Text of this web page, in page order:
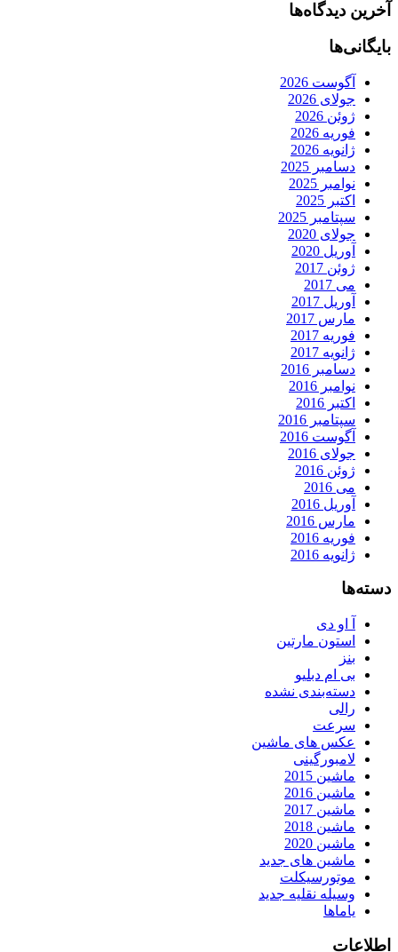
آخرین دیدگاه‌ها
بایگانی‌ها
آگوست 2026
جولای 2026
ژوئن 2026
فوریه 2026
ژانویه 2026
دسامبر 2025
نوامبر 2025
اکتبر 2025
سپتامبر 2025
جولای 2020
آوریل 2020
ژوئن 2017
می 2017
آوریل 2017
مارس 2017
فوریه 2017
ژانویه 2017
دسامبر 2016
نوامبر 2016
اکتبر 2016
سپتامبر 2016
آگوست 2016
جولای 2016
ژوئن 2016
می 2016
آوریل 2016
مارس 2016
فوریه 2016
ژانویه 2016
دسته‌ها
آ او دی
استون مارتین
بنز
بی ام دبلیو
دسته‌بندی نشده
رالی
سرعت
عکس های ماشین
لامبورگینی
ماشین 2015
ماشین 2016
ماشین 2017
ماشین 2018
ماشین 2020
ماشین های جدید
موتورسیکلت
وسیله نقلیه جدید
یاماها
اطلاعات